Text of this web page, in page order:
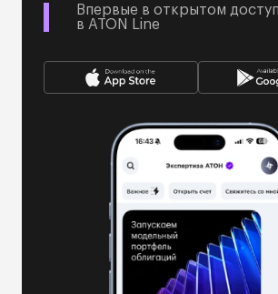
Впервые в открытом
в ATON Line